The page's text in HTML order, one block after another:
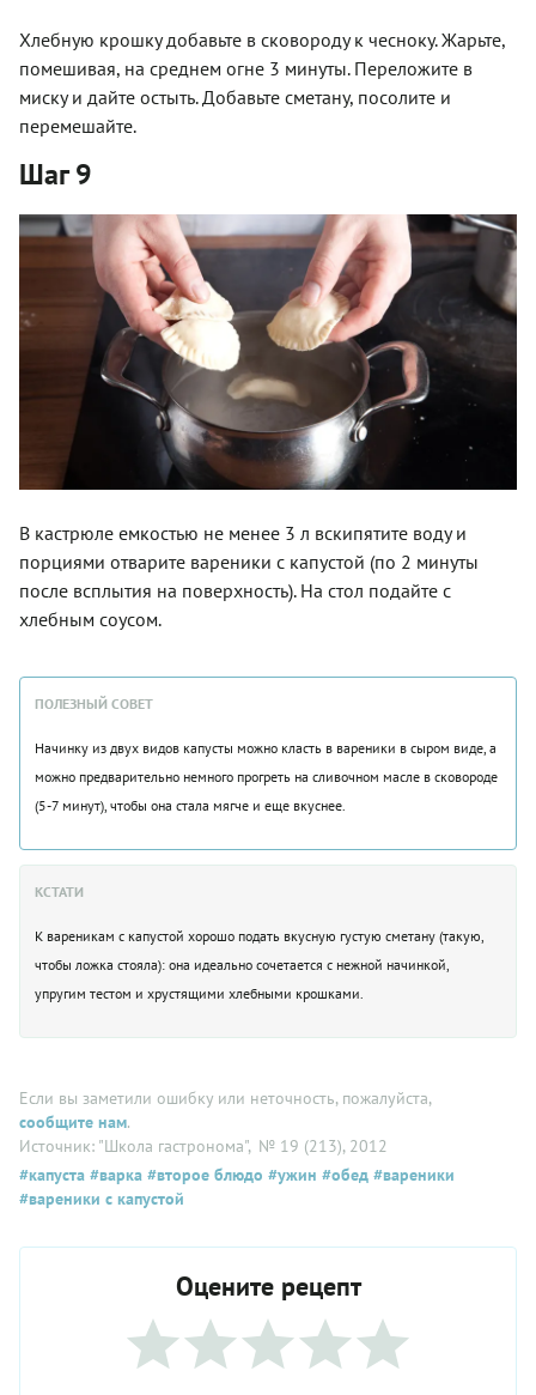
Хлебную крошку добавьте в сковороду к чесноку. Жарьте,
помешивая, на среднем огне 3 минуты. Переложите в
миску и дайте остыть. Добавьте сметану, посолите и
перемешайте.
Шаг 9
В кастрюле емкостью не менее 3 л вскипятите воду и
порциями отварите вареники с капустой (по 2 минуты
после всплытия на поверхность). На стол подайте с
хлебным соусом.
ПОЛЕЗНЫЙ СОВЕТ
Начинку из двух видов капусты можно класть в вареники в сыром виде, а
можно предварительно немного прогреть на сливочном масле в сковороде
(5-7 минут), чтобы она стала мягче и еще вкуснее.
КСТАТИ
К вареникам с капустой хорошо подать вкусную густую сметану (такую,
чтобы ложка стояла): она идеально сочетается с нежной начинкой,
упругим тестом и хрустящими хлебными крошками.
Если вы заметили ошибку или неточность, пожалуйста,
сообщите нам.
Источник: "Школа гастронома", № 19 (213), 2012
#капуста #варка #второе блюдо #ужин #обед #вареники
#вареники с капустой
Оцените рецепт